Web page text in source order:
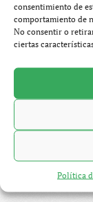
consentimiento de
comportamiento de
No consentir o
ciertas
Política
MARZO 2,
BLOG,
Si hiciera
fascinantes
Kotor se
entraría
mar y el
cuento qué ver